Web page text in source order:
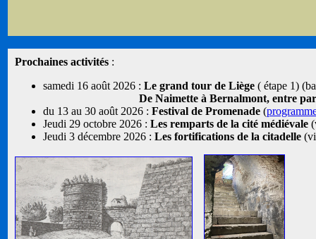
Prochaines activités :
samedi 16 août 2026 : Le grand tour de Liège ( étape 1)
De Naimette à Bernalmont, entre
du 13 au 30 août 2026 : Festival de Promenade (
Jeudi 29 octobre 2026 : Les remparts de la cité médiévale
Jeudi 3 décembre 2026 : Les fortifications de la citadelle